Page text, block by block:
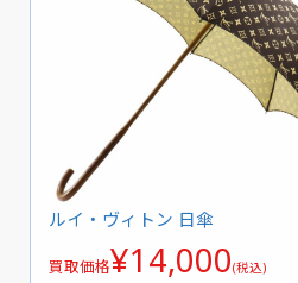
ルイ・ヴィトン 日傘
買取価格¥14,000(税込)